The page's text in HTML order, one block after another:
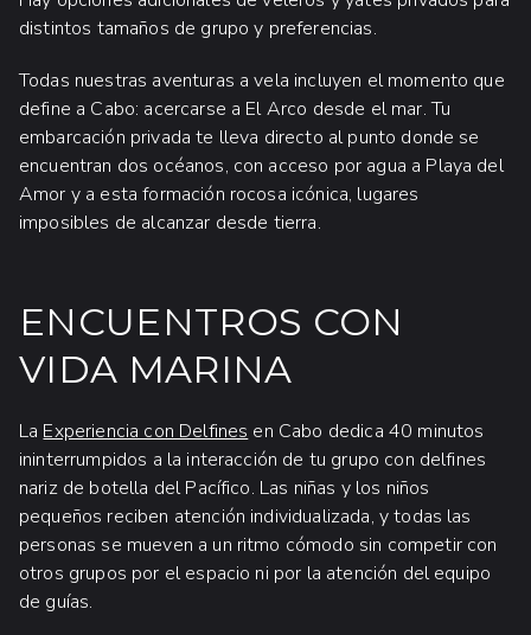
distintos tamaños de grupo y preferencias.
Todas nuestras aventuras a vela incluyen el momento que
define a Cabo: acercarse a El Arco desde el mar. Tu
embarcación privada te lleva directo al punto donde se
encuentran dos océanos, con acceso por agua a Playa del
Amor y a esta formación rocosa icónica, lugares
imposibles de alcanzar desde tierra.
ENCUENTROS CON
VIDA MARINA
La Experiencia con Delfines en Cabo dedica 40 minutos
ininterrumpidos a la interacción de tu grupo con delfines
nariz de botella del Pacífico. Las niñas y los niños
pequeños reciben atención individualizada, y todas las
personas se mueven a un ritmo cómodo sin competir con
otros grupos por el espacio ni por la atención del equipo
de guías.